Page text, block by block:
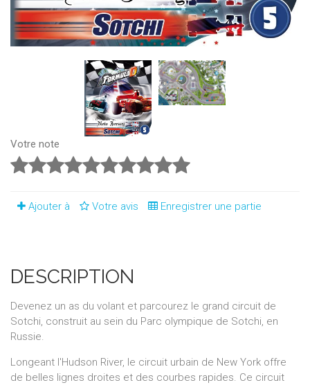
Votre note
Ajouter à Votre avis Enregistrer une partie
DESCRIPTION
Devenez un as du volant et parcourez le grand circuit de
Sotchi, construit au sein du Parc olympique de Sotchi, en
Russie.
Longeant l'Hudson River, le circuit urbain de New York offre
de belles lignes droites et des courbes rapides. Ce circuit